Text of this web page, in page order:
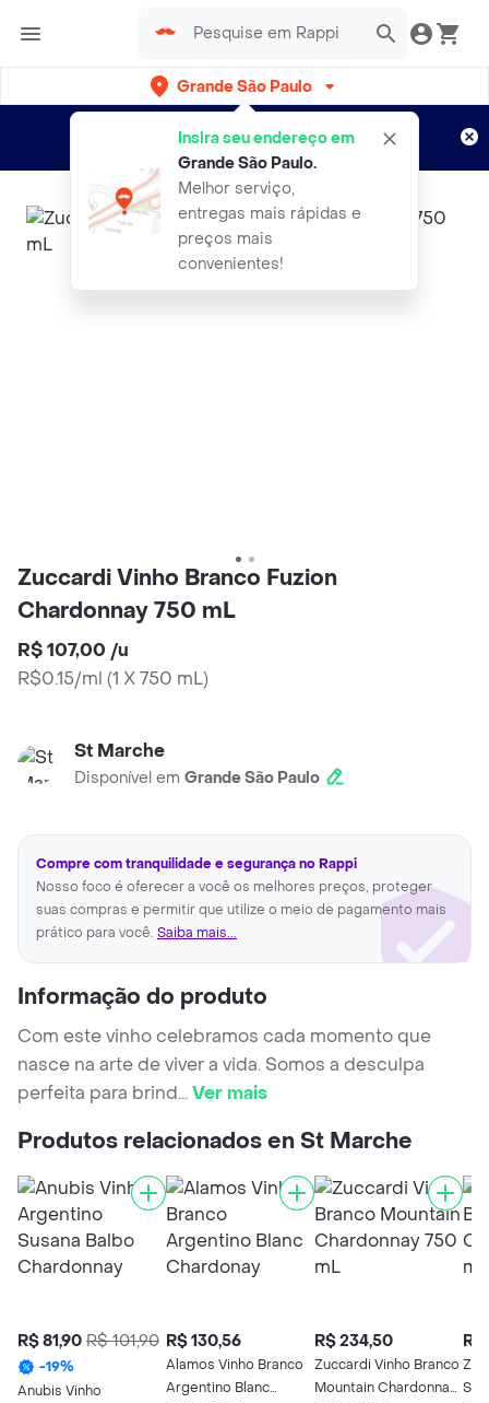
Grande São Paulo
Insira seu endereço em
Grande São Paulo.
Melhor serviço,
entregas mais rápidas e
preços mais
convenientes!
Entregas grátis por 15 dias!
Aplicam T&C
Zuccardi Vinho Branco Fuzion
Chardonnay 750 mL
R$ 107,00 /u
R$0.15/ml (1 X 750 mL)
St Marche
Disponível em Grande São Paulo
Compre com tranquilidade e segurança no Rappi
Nosso foco é oferecer a você os melhores preços, proteger
suas compras e permitir que utilize o meio de pagamento mais
prático para você. Saiba mais...
Informação do produto
Com este vinho celebramos cada momento que
nasce na arte de viver a vida. Somos a desculpa
perfeita para brind...Ver mais
Produtos relacionados en St Marche
R$ 81,90 R$ 101,90
-19%
Anubis Vinho
R$ 130,56
Alamos Vinho Branco
Argentino Blanc
R$ 234,50
Zuccardi Vinho Branco
Mountain Chardonnay
R$